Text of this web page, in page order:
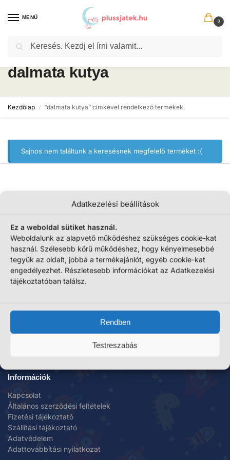
Adatkezelési beállítások
Ez a weboldal sütiket használ.
Weboldalunk az alapvető működéshez szükséges cookie-kat
használ. Szélesebb körű működéshez, hogy kényelmesebbé
tegyük az oldalt, jobbá a termékajánlót, egyéb cookie-kat
engedélyezhet. Részletesebb információkat az Adatkezelési
tájékoztatóban találsz.
Rendben
Testreszabás
MENÜ
0
dalmata kutya
Kezdőlap / “dalmata kutya” címkével rendelkező termékek
Sajnos nem találtunk a keresésnek megfelelő terméket :(
ilove@plussjatek.hu
Információk
Kapcsolat
Általános szerződési feltételek
Fizetési tájékoztató
Szállítási tájékoztató
Adatvédelem
Adattovábbítási nyilatkozat